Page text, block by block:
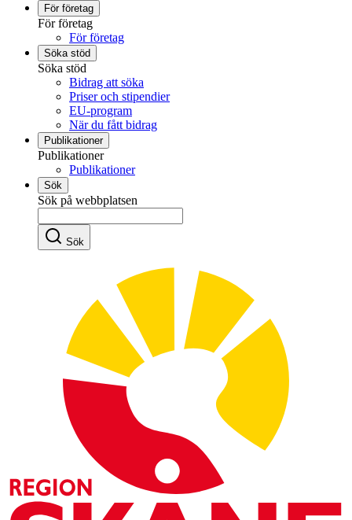
För företag
För företag
För företag
Söka stöd
Söka stöd
Bidrag att söka
Priser och stipendier
EU-program
När du fått bidrag
Publikationer
Publikationer
Publikationer
Sök
Sök på webbplatsen
Sök